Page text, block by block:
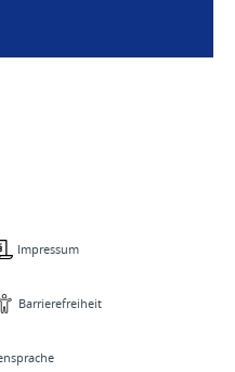
Impressum
Barrierefreiheit